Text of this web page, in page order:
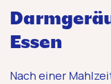
Essen
Nach einer